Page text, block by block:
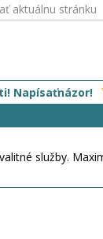
aktuálnu stránku
Napísaťnázor!
služby.